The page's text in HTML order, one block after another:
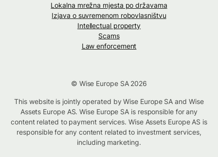
Lokalna mrežna mjesta po državama
Izjava o suvremenom robovlasništvu
Intellectual property
Scams
Law enforcement
© Wise Europe SA 2026
This website is jointly operated by Wise Europe SA and Wise
Assets Europe AS. Wise Europe SA is responsible for any
content related to payment services. Wise Assets Europe AS is
responsible for any content related to investment services,
including marketing.